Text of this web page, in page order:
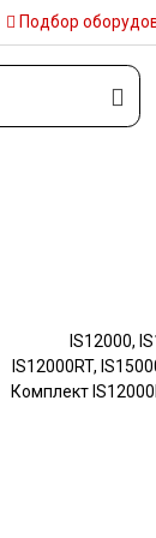
Подбор
IS12000,
IS12000RT,
Комплект
Комплект
(45 кВА),
стойке (60 кВА),
(36 кВА),